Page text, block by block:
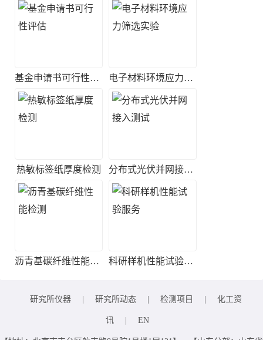
基金申请书可行性评估 电子材料环境应力筛选实验
热敏标签纸厚度检测 分布式光伏并网接入测试
沥青基碳纤维性能检测 科研样机性能试验服务
研究所仪器 研究所动态 检测项目 化工资
讯 EN